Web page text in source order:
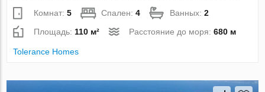
Комнат:5 Спален:4 Ванных:2
Площадь: 110 м² Расстояние до моря:680 м
Tolerance Homes